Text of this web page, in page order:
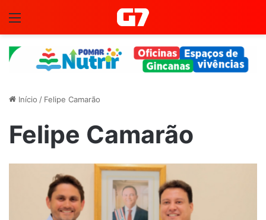
Início / Felipe Camarão
Felipe Camarão